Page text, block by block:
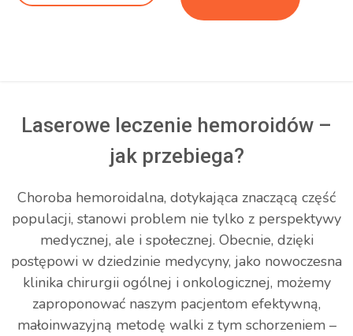
Laserowe leczenie hemoroidów –
jak przebiega?
Choroba hemoroidalna, dotykająca znaczącą część
populacji, stanowi problem nie tylko z perspektywy
medycznej, ale i społecznej. Obecnie, dzięki
postępowi w dziedzinie medycyny, jako nowoczesna
klinika chirurgii ogólnej i onkologicznej, możemy
zaproponować naszym pacjentom efektywną,
małoinwazyjną metodę walki z tym schorzeniem –